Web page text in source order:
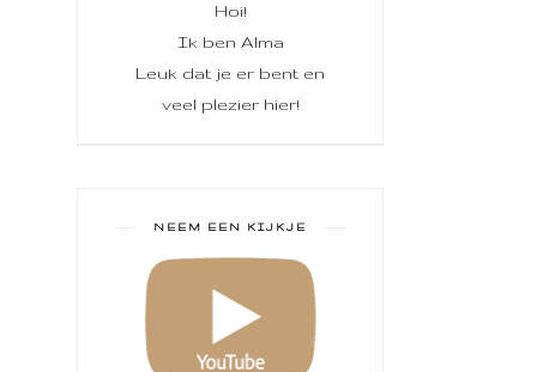
Hoi!
Ik ben Alma
Leuk dat je er bent en
veel plezier hier!
NEEM EEN KIJKJE